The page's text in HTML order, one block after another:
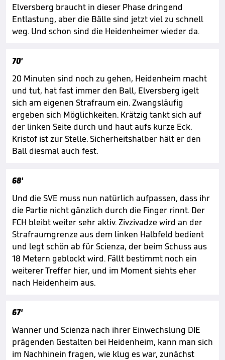
Elversberg braucht in dieser Phase dringend
Entlastung, aber die Bälle sind jetzt viel zu schnell
weg. Und schon sind die Heidenheimer wieder da.
70'
20 Minuten sind noch zu gehen, Heidenheim macht
und tut, hat fast immer den Ball, Elversberg igelt
sich am eigenen Strafraum ein. Zwangsläufig
ergeben sich Möglichkeiten. Krätzig tankt sich auf
der linken Seite durch und haut aufs kurze Eck.
Kristof ist zur Stelle. Sicherheitshalber hält er den
Ball diesmal auch fest.
68'
Und die SVE muss nun natürlich aufpassen, dass ihr
die Partie nicht gänzlich durch die Finger rinnt. Der
FCH bleibt weiter sehr aktiv. Zivzivadze wird an der
Strafraumgrenze aus dem linken Halbfeld bedient
und legt schön ab für Scienza, der beim Schuss aus
18 Metern geblockt wird. Fällt bestimmt noch ein
weiterer Treffer hier, und im Moment siehts eher
nach Heidenheim aus.
67'
Wanner und Scienza nach ihrer Einwechslung DIE
prägenden Gestalten bei Heidenheim, kann man sich
im Nachhinein fragen, wie klug es war, zunächst